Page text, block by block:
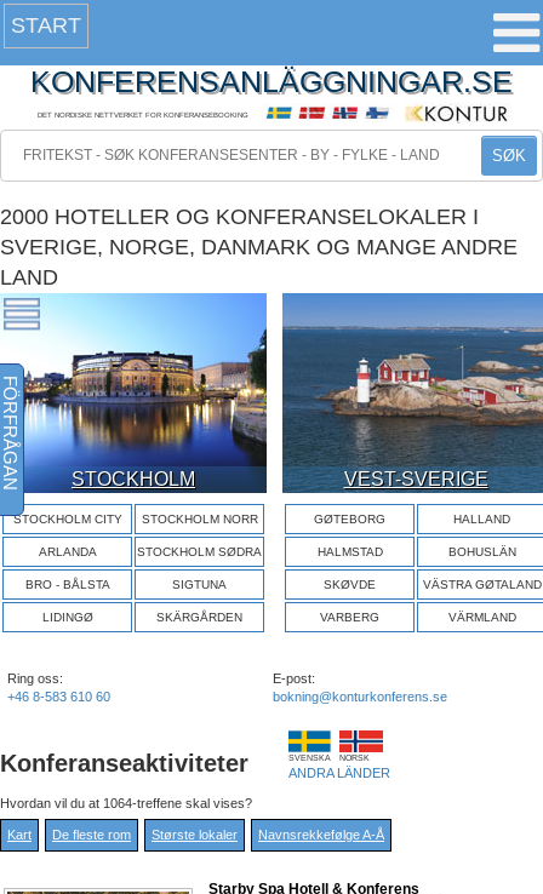
START
KONFERENSANLÄGGNINGAR.SE
DET NORDISKE NETTVERKET FOR KONFERANSEBOOKING
SØK
2000 HOTELLER OG KONFERANSELOKALER I
SVERIGE, NORGE, DANMARK OG MANGE ANDRE
LAND
STOCKHOLM
STOCKHOLM CITY STOCKHOLM NORR
ARLANDA STOCKHOLM SØDRA
BRO - BÅLSTA SIGTUNA
LIDINGØ SKÄRGÅRDEN
VEST-SVERIGE
GØTEBORG HALLAND
HALMSTAD BOHUSLÄN
SKØVDE VÄSTRA GØTALAND
VARBERG VÄRMLAND
Ring oss:
+46 8-583 610 60
E-post:
bokning@konturkonferens.se
Konferanseaktiviteter SVENSKA NORSK
ANDRA LÄNDER
Hvordan vil du at 1064-treffene skal vises?
Kart De fleste rom Største lokaler Navnsrekkefølge A-Å
Starby Spa Hotell & Konferens
FÖRFRÅGAN